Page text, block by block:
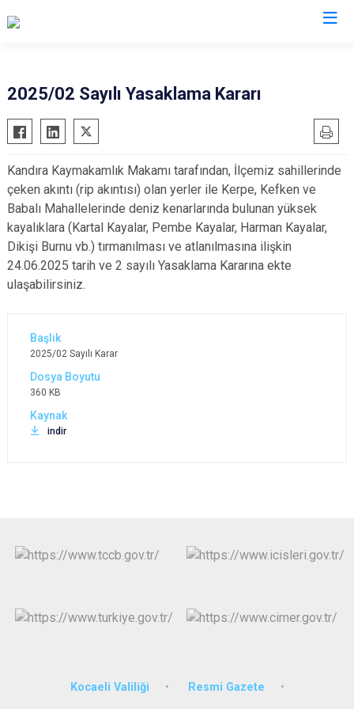
Gebze
Gölcük
Kandıra
Karamürsel
Körfez
Derince
Çayırova
Dilovası
İzmit
Kartepe
2025/02 Sayılı Yasaklama Kararı
Kandıra Kaymakamlık Makamı tarafından, İlçemiz sahillerinde
çeken akıntı (rip akıntısı) olan yerler ile Kerpe, Kefken ve
Babalı Mahallelerinde deniz kenarlarında bulunan yüksek
kayalıklara (Kartal Kayalar, Pembe Kayalar, Harman Kayalar,
Dikişi Burnu vb.) tırmanılması ve atlanılmasına ilişkin
24.06.2025 tarih ve 2 sayılı Yasaklama Kararına ekte
ulaşabilirsiniz.
2025/02 Sayılı Karar
360 KB
indir
Kocaeli Valiliği Resmi Gazete